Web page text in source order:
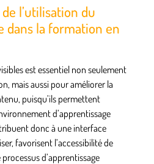
l’utilisation du
dans la formation en
est essentiel non seulement
mais aussi pour améliorer la
puisqu’ils permettent
d’apprentissage
donc à une interface
favorisent l’accessibilité de
d’apprentissage